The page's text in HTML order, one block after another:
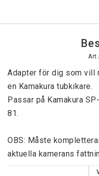
Adapter för dig som vill
en Kamakura tubkikare.
Passar på Kamakura
81.
OBS: Måste
aktuella kamerans